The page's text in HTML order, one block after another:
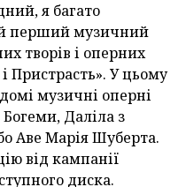
я багато
перший музичний
творів і оперних
Пристрасть». У цьому
музичні оперні
Даліла з
Аве Марія Шуберта.
від кампанії
диска.